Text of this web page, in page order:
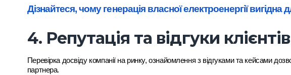
Дізнайтеся, чому генерація власної електроенергії вигідна
4. Репутація та відгуки клієнтів
Перевірка досвіду компанії на ринку, ознайомлення з відгуками та кейсами
партнера.